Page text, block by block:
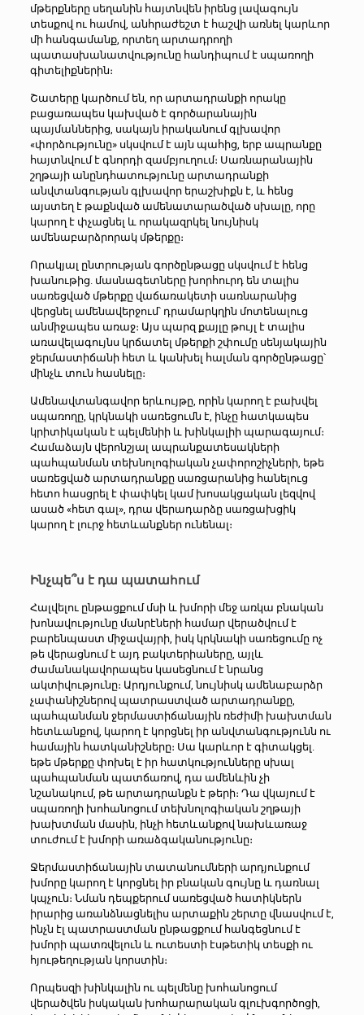
մթերքները սեղանին հայտնվեն իրենց լավագույն
տեսքով ու համով, անհրաժեշտ է հաշվի առնել կարևոր
մի հանգամանք, որտեղ արտադրողի
պատասխանատվությունը հանդիպում է սպառողի
գիտելիքներին։
Շատերը կարծում են, որ արտադրանքի որակը
բացառապես կախված է գործարանային
պայմաններից, սակայն իրականում գլխավոր
«փորձությունը» սկսվում է այն պահից, երբ ապրանքը
հայտնվում է գնորդի զամբյուղում։ Սառնարանային
շղթայի անընդհատությունը արտադրանքի
անվտանգության գլխավոր երաշխիքն է, և հենց
այստեղ է թաքնված ամենատարածված սխալը, որը
կարող է փչացնել և որակազրկել նույնիսկ
ամենաբարձրորակ մթերքը։
Որակյալ ընտրության գործընթացը սկսվում է հենց
խանութից. մասնագետները խորհուրդ են տալիս
սառեցված մթերքը վաճառակետի սառնարանից
վերցնել ամենավերջում՝ դրամարկղին մոտենալուց
անմիջապես առաջ։ Այս պարզ քայլը թույլ է տալիս
առավելագույնս կրճատել մթերքի շփումը սենյակային
ջերմաստիճանի հետ և կանխել հալման գործընթացը՝
մինչև տուն հասնելը։
Ամենավտանգավոր երևույթը, որին կարող է բախվել
սպառողը, կրկնակի սառեցումն է, ինչը հատկապես
կրիտիկական է պելմենիի և խինկալիի պարագայում։
Համաձայն վերոնշյալ ապրանքատեսակների
պահպանման տեխնոլոգիական չափորոշիչների, եթե
սառեցված արտադրանքը սառցարանից հանելուց
հետո հասցրել է փափկել կամ խոսակցական լեզվով
ասած «հետ գալ», դրա վերադարձը սառցախցիկ
կարող է լուրջ հետևանքներ ունենալ։
Ինչպե՞ս է դա պատահում
Հալվելու ընթացքում մսի և խմորի մեջ առկա բնական
խոնավությունը մանրէների համար վերածվում է
բարենպաստ միջավայրի, իսկ կրկնակի սառեցումը ոչ
թե վերացնում է այդ բակտերիաները, այլև
ժամանակավորապես կասեցնում է նրանց
ակտիվությունը։ Արդյունքում, նույնիսկ ամենաբարձր
չափանիշներով պատրաստված արտադրանքը,
պահպանման ջերմաստիճանային ռեժիմի խախտման
հետևանքով, կարող է կորցնել իր անվտանգությունն ու
համային հատկանիշները։ Սա կարևոր է գիտակցել.
եթե մթերքը փոխել է իր հատկությունները սխալ
պահպանման պատճառով, դա ամենևին չի
նշանակում, թե արտադրանքն է թերի։ Դա վկայում է
սպառողի խոհանոցում տեխնոլոգիական շղթայի
խախտման մասին, ինչի հետևանքով նախևառաջ
տուժում է խմորի առաձգականությունը։
Ջերմաստիճանային տատանումների արդյունքում
խմորը կարող է կորցնել իր բնական գույնը և դառնալ
կպչուն։ Նման դեպքերում սառեցված հատիկներն
իրարից առանձնացնելիս արտաքին շերտը վնասվում է,
ինչն էլ պատրաստման ընթացքում հանգեցնում է
խմորի պատռվելուն և ուտեստի էսթետիկ տեսքի ու
հյութեղության կորստին։
Որպեսզի խինկալին ու պելմենը խոհանոցում
վերածվեն իսկական խոհարարական գլուխգործոցի,